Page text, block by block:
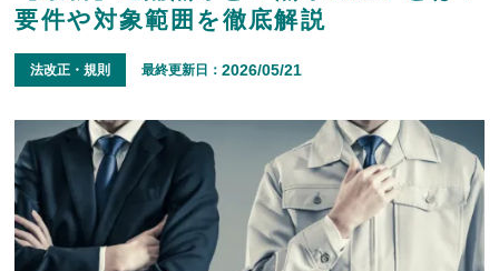
要件や対象範囲を徹底解説
法改正・規則 最終更新日：2026/05/21